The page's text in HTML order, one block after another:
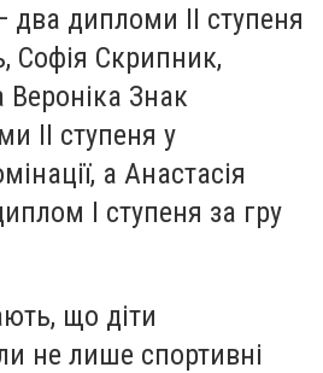
дипломи ІІ ступеня
Софія Скрипник,
Знак
ІІ ступеня у
а Анастасія
І ступеня за гру
що діти
не лише спортивні